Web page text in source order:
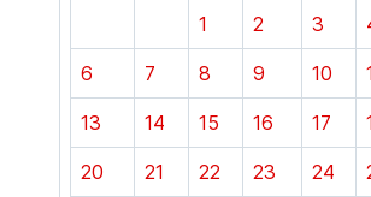
1 2 3
6 7 8 9 10
13 14 15 16 17
20 21 22 23 24